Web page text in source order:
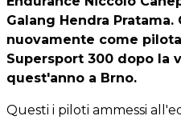
Galang Hendra Pratama.
nuovamente come
Supersport 300 dopo la
quest'anno a Brno.
Questi i piloti ammessi